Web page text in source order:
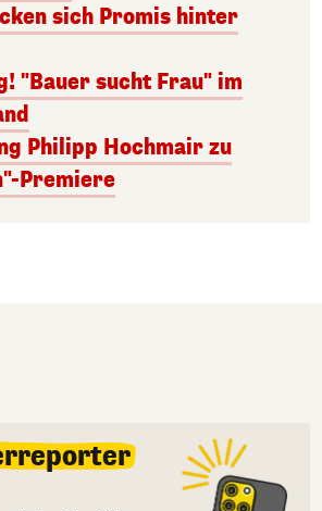
sich Promis hinter
"Bauer sucht Frau" im
Philipp Hochmair zu
Premiere